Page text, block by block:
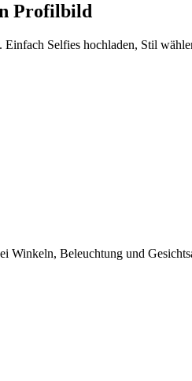
Profilbild
Selfies hochladen, Stil
Winkeln, Beleuchtung und